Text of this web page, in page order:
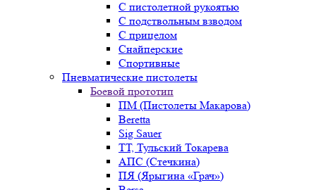
С пистолетной рукоятью
С подствольным взводом
С прицелом
Снайперские
Спортивные
Пневматические пистолеты
Боевой прототип
ПМ (Пистолеты Макарова)
Beretta
Sig Sauer
ТТ, Тульский Токарева
АПС (Стечкина)
ПЯ (Ярыгина «Грач»)